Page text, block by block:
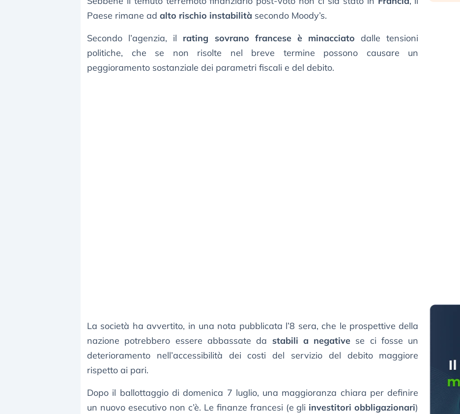
Paese rimane ad alto rischio instabilità secondo Moody’s.
Secondo l’agenzia, il rating sovrano francese è minacciato dalle tensioni
politiche, che se non risolte nel breve termine possono causare un
peggioramento sostanziale dei parametri fiscali e del debito.
La società ha avvertito, in una nota pubblicata l’8 sera, che le prospettive della
nazione potrebbero essere abbassate da stabili a negative se ci fosse un
deterioramento nell’accessibilità dei costi del servizio del debito maggiore
rispetto ai pari.
Dopo il ballottaggio di domenica 7 luglio, una maggioranza chiara per definire
un nuovo esecutivo non c’è. Le finanze francesi (e gli investitori obbligazionari)